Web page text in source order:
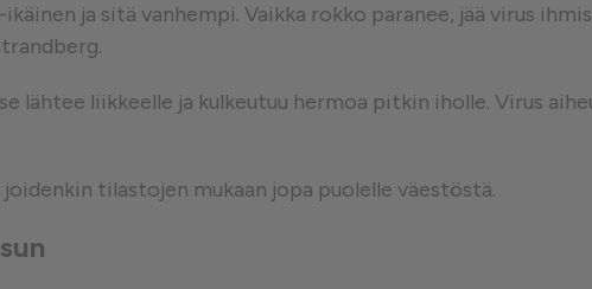
ja sitä vanhempi. Vaikka rokko paranee, jää virus
lähtee liikkeelle ja kulkeutuu hermoa pitkin iholle. Virus
tilastojen mukaan jopa puolelle väestöstä.